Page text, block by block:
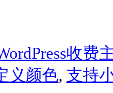
收费
义颜色, 支持